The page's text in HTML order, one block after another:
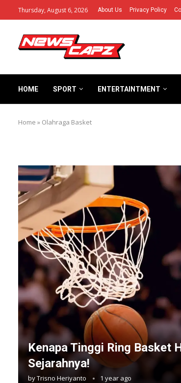
Thursday, August 6, 2026 About Us Privacy Policy
HOME SPORT ENTERTAINTMENT
Home » Olahraga Basket
Kenapa Tinggi Ring Basket
Sejarahnya!
byTrisno Heriyanto 1 year ago